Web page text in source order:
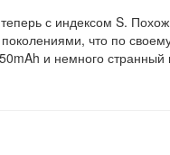
с индексом S.
что по
и немного